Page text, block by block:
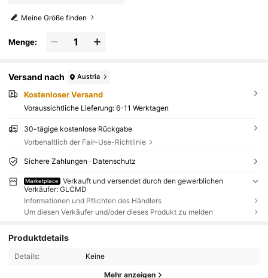
Meine Größe finden
Menge:
Versand nach Austria
Kostenloser Versand
Voraussichtliche Lieferung: 6-11 Werktagen
30-tägige kostenlose Rückgabe
Vorbehaltlich der Fair-Use-Richtlinie
Sichere Zahlungen · Datenschutz
Marketplace
Verkauft und versendet durch den gewerblichen
Verkäufer: GLCMD
Informationen und Pflichten des Händlers
Um diesen Verkäufer und/oder dieses Produkt zu melden
Produktdetails
Details: Keine
Mehr anzeigen